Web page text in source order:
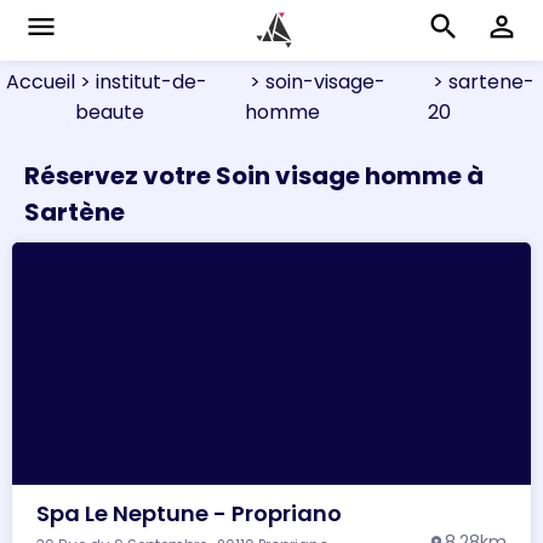
menu search perm_identity
Accueil > institut-de-
beaute
> soin-visage-
homme
> sartene-
20
Réservez votre Soin visage homme à
Sartène
Spa Le Neptune - Propriano